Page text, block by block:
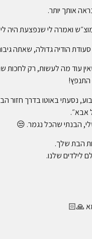
אותך יותר.
ואמרה לי שנפצעת היה
הודיה גדולה, שאתה
עוד מה לעשות, רק לחכות
התנפץ!
נסעתי באוטו בדרך חזור
אבא״.
הבנתי שהכל נגמר. 😒
הבת שלך.
לילדים שלנו.
🙏🏻